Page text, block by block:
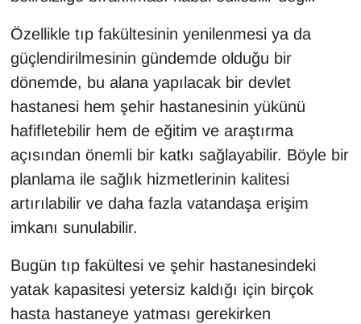
Özellikle tıp fakültesinin yenilenmesi ya da
güçlendirilmesinin gündemde olduğu bir
dönemde, bu alana yapılacak bir devlet
hastanesi hem şehir hastanesinin yükünü
hafifletebilir hem de eğitim ve araştırma
açısından önemli bir katkı sağlayabilir. Böyle bir
planlama ile sağlık hizmetlerinin kalitesi
artırılabilir ve daha fazla vatandaşa erişim
imkanı sunulabilir.
Bugün tıp fakültesi ve şehir hastanesindeki
yatak kapasitesi yetersiz kaldığı için birçok
hasta hastaneye yatması gerekirken